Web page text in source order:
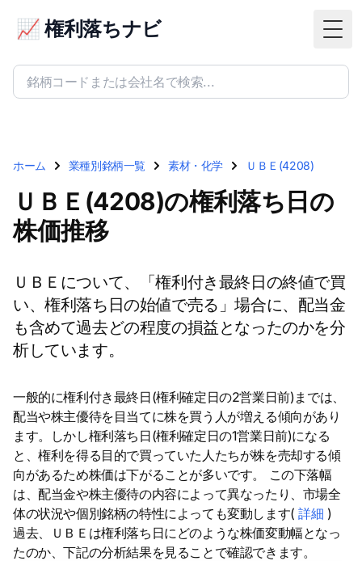
📈 権利落ちナビ
ホーム 業種別銘柄一覧 素材・化学 ＵＢＥ(4208)
ＵＢＥ(4208)の権利落ち日の
株価推移
ＵＢＥについて、「権利付き最終日の終値で買
い、権利落ち日の始値で売る」場合に、配当金
も含めて過去どの程度の損益となったのかを分
析しています。
一般的に権利付き最終日(権利確定日の2営業日前)までは、
配当や株主優待を目当てに株を買う人が増える傾向があり
ます。しかし権利落ち日(権利確定日の1営業日前)になる
と、権利を得る目的で買っていた人たちが株を売却する傾
向があるため株価は下がることが多いです。 この下落幅
は、配当金や株主優待の内容によって異なったり、市場全
体の状況や個別銘柄の特性によっても変動します(詳細 )
過去、ＵＢＥは権利落ち日にどのような株価変動幅となっ
たのか、下記の分析結果を見ることで確認できます。